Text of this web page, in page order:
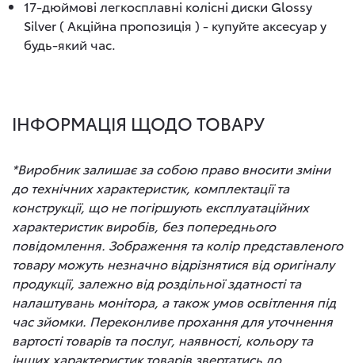
17-дюймові легкосплавні колісні диски Glossy
Silver ( Акційна пропозиція ) - купуйте аксесуар у
будь-який час.
ІНФОРМАЦІЯ ЩОДО ТОВАРУ
*Виробник залишає за собою право вносити зміни
до технічних характеристик, комплектації та
конструкції, що не погіршують експлуатаційних
характеристик виробів, без попереднього
повідомлення. Зображення та колір представленого
товару можуть незначно відрізнятися від оригіналу
продукції, залежно від роздільної здатності та
налаштувань монітора, а також умов освітлення під
час зйомки. Переконливе прохання для уточнення
вартості товарів та послуг, наявності, кольору та
інших характеристик товарів звертатись до